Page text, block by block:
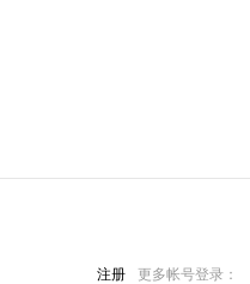
注册 更多帐号登录：